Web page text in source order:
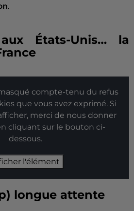
.
États-Unis… la
compte-tenu du refus
que vous avez exprimé. Si
merci de nous donner
cliquant sur le bouton ci-
dessous.
l'élément
longue attente